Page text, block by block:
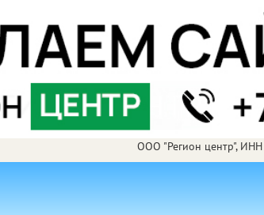
ООО "Регион центр",